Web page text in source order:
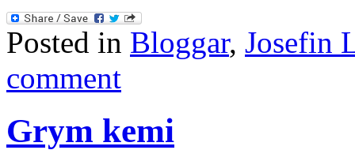
Posted in Bloggar, Josefin
comment
Grym kemi